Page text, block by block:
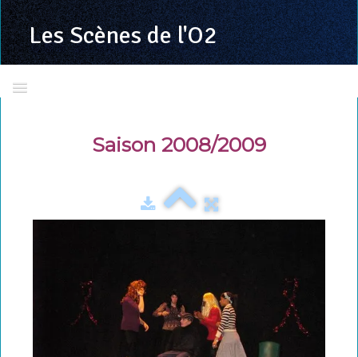
Les Scènesde l'O2
Toutes les programmations
Richard VALENTE
Grand jeu concours LSDO
Saison 2008/2009